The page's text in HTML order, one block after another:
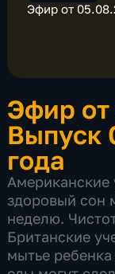
Эфир от
Эфир
Выпуск
года
Американские
здоровый сон
неделю.
Британские
мытье